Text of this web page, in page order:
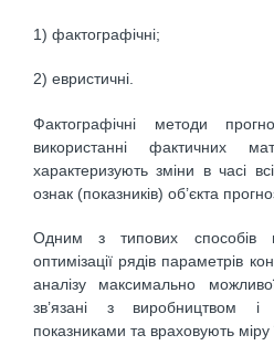
1) фактографічні;
2) евристичні.
Фактографічні методи
використанні фактичних
характеризують зміни в часі
ознак (показників) об’єкта
Одним з типових способів
оптимізації рядів параметрів
аналізу максимально
зв’язані з виробництвом і
показниками та враховують міру